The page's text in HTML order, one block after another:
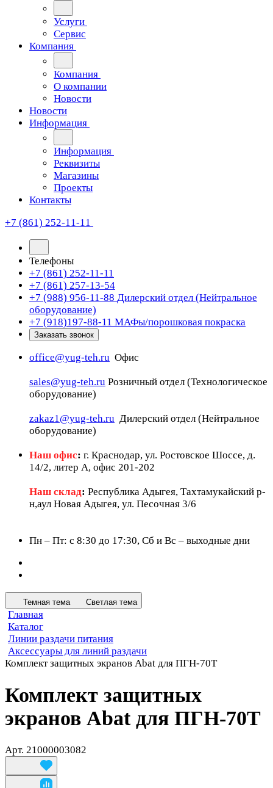
Услуги
Сервис
Компания
Компания
О компании
Новости
Новости
Информация
Информация
Реквизиты
Магазины
Проекты
Контакты
+7 (861) 252-11-11
Телефоны
+7 (861) 252-11-11
+7 (861) 257-13-54
+7 (988) 956-11-88 Дилерский отдел (Нейтральное
оборудование)
+7 (918)197-88-11 МАФы/порошковая покраска
Заказать звонок
office@yug-teh.ru Офис
sales@yug-teh.ru Розничный отдел (Технологическое
оборудование)
zakaz1@yug-teh.ru Дилерский отдел (Нейтральное
оборудование)
Наш офис: г. Краснодар, ул. Ростовское Шоссе, д.
14/2, литер А, офис 201-202
Наш склад: Республика Адыгея, Тахтамукайский р-
н,аул Новая Адыгея, ул. Песочная 3/6
Пн – Пт: c 8:30 до 17:30, Сб и Вс – выходные дни
Темная тема Светлая тема
Главная
Каталог
Линии раздачи питания
Аксессуары для линий раздачи
Комплект защитных экранов Abat для ПГН-70Т
Комплект защитных
экранов Abat для ПГН-70Т
Арт. 21000003082